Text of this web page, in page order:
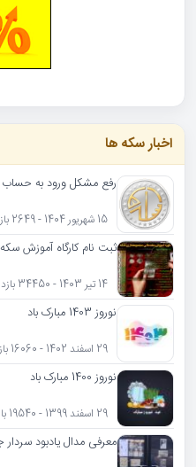
اخبار سکه ها
رفع مشکل ورود به حساب
15 شهریور 1404 - 2649 بازدید - 6 نظر
ثبت نام کارگاه آموزش
14 تیر 1403 - 34450 بازدید - 23 نظر
نوروز 1403 مبارک باد
29 اسفند 1402 - 16060 بازدید
نوروز 1400 مبارک باد
29 اسفند 1399 - 19540 بازدید - 2 نظر
معرفی مدال یادبود